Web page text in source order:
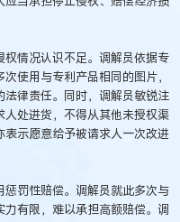
情况认识不足。调解员依据专
使用与专利产品相同的图片，
律责任。同时，调解员敏锐注
处进货，不得从其他未授权渠
示愿意给予被请求人一次改进
罚性赔偿。调解员就此多次与
有限，难以承担高额赔偿。调